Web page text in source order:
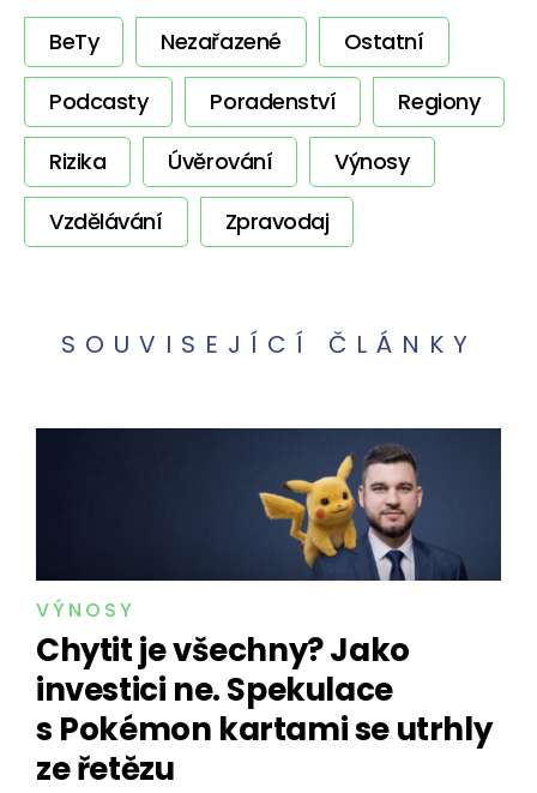
BeTy Nezařazené
Ostatní
Podcasty
Poradenství
Regiony
Rizika
Úvěrování
Výnosy
Vzdělávání
Zpravodaj
SOUVISEJÍCÍ ČLÁNKY
VÝNOSY
Chytit je všechny? Jako
investici ne. Spekulace
s Pokémon kartami se utrhly
ze řetězu